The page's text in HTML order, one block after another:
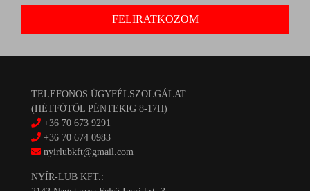
TELEFONOS ÜGYFÉLSZOLGÁLAT
(HÉTFŐTŐL PÉNTEKIG 8-17H)
+36 70 673 9291
+36 70 674 0983
nyirlubkft@gmail.com
NYÍR-LUB KFT.: